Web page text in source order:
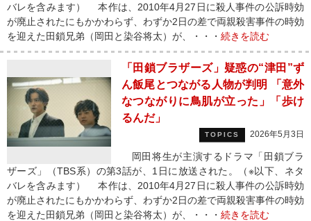
バレを含みます） 本作は、2010年4月27日に殺人事件の公訴時効
が廃止されたにもかかわらず、わずか2日の差で両親殺害事件の時効
を迎えた田鎖兄弟（岡田と染谷将太）が、・・・ 続きを読む
「田鎖ブラザーズ」疑惑の“津田”ず
ん飯尾とつながる人物が判明 「意外
なつながりに鳥肌が立った」「歩け
るんだ」
TOPICS 2026年5月3日
岡田将生が主演するドラマ「田鎖ブラ
ザーズ」（TBS系）の第3話が、1日に放送された。（※以下、ネタ
バレを含みます） 本作は、2010年4月27日に殺人事件の公訴時効
が廃止されたにもかかわらず、わずか2日の差で両親殺害事件の時効
を迎えた田鎖兄弟（岡田と染谷将太）が、・・・ 続きを読む